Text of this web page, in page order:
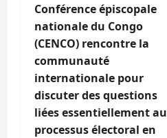
Conférence épiscopale
nationale du Congo
(CENCO) rencontre la
communauté
internationale pour
discuter des questions
liées essentiellement au
processus électoral en